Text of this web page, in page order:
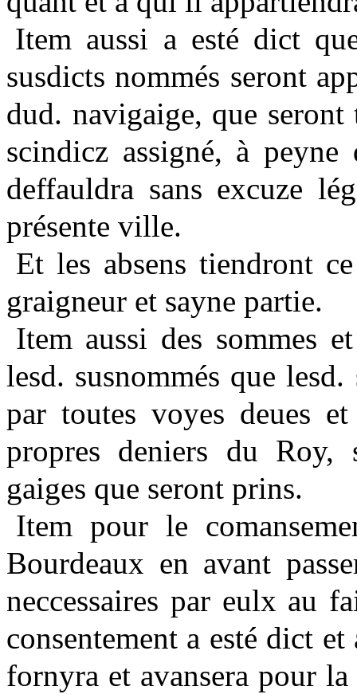
Item aussi a esté dict
susdicts nommés seront
dud. navigaige, que
scindicz assigné, àpeyne
deffauldra sans excuze
présente ville.
Et les absens tiendront
graigneur et sayne partie.
Item aussi des sommes
lesd. susnommés que
par toutes voyes deues
propres deniers du Roy,
gaiges que seront prins.
Item pour le
Bourdeaux en avant
neccessaires par eulx au
consentement a esté dict
fornyra et avansera pour